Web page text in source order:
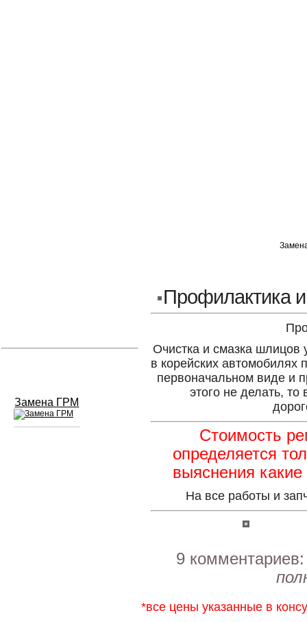
Замена ГРМ
Профилактика
Очистка и смазка шлицов
в корейских автомобилях
первоначальном виде и
этого не делать, то
Стоимость
определяется
выяснения
На все работы и
9
*все цены указанные в